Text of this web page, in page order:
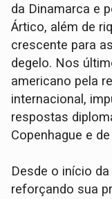
da Dinamarca e
Ártico, além de
crescente para
degelo. Nos
americano pela
internacional,
respostas
Copenhague e
Desde o início
reforçando sua